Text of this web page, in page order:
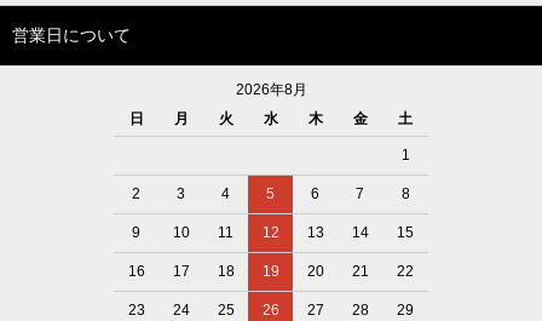
営業日について
2026年8月
日
月 火 水 木 金 土
1
2 3 4 5 6 7 8
9 10 11 12 13 14 15
16 17 18 19 20 21 22
23 24 25 26 27 28 29